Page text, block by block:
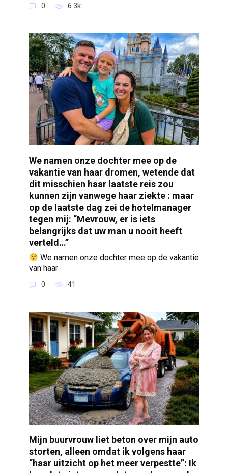
0 6.3k.
We namen onze dochter mee op de
vakantie van haar dromen, wetende dat
dit misschien haar laatste reis zou
kunnen zijn vanwege haar ziekte : maar
op de laatste dag zei de hotelmanager
tegen mij: “Mevrouw, er is iets
belangrijks dat uw man u nooit heeft
verteld…”
We namen onze dochter mee op de vakantie
van haar
0 41
Mijn buurvrouw liet beton over mijn auto
storten, alleen omdat ik volgens haar
“haar uitzicht op het meer verpestte”: Ik